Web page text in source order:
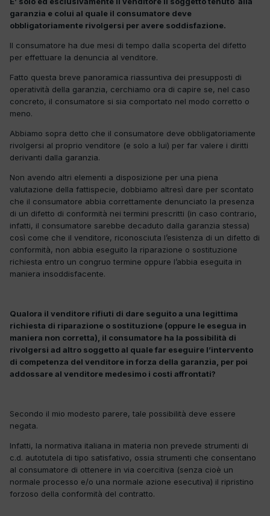
garanzia e colui al quale il consumatore deve
obbligatoriamente rivolgersi per avere soddisfazione.
Il consumatore ha due mesi di tempo dalla scoperta del difetto
per effettuare la denuncia al venditore.
Fatto questa breve panoramica riassuntiva dei presupposti di
operatività della garanzia, cerchiamo ora di capire se, nel caso
concreto, il consumatore si sia comportato nel modo corretto o
meno.
Abbiamo sopra detto che il consumatore deve obbligatoriamente
rivolgersi al proprio venditore (e solo a lui) per far valere i diritti
derivanti dalla garanzia.
Non avendo altri elementi a disposizione per una piena
valutazione della fattispecie, dobbiamo altresì dare per scontato
che il consumatore abbia correttamente denunciato la presenza
di un difetto di conformità nei termini prescritti (in caso contrario,
infatti, il consumatore sarebbe decaduto dalla garanzia stessa)
così come che il venditore, riconosciuta l’esistenza di un difetto di
conformità, non abbia eseguito la riparazione o sostituzione
richiesta entro un congruo termine oppure l’abbia eseguita in
maniera insoddisfacente.
Qualora il venditore rifiuti di dare seguito a una legittima
richiesta di riparazione o sostituzione (oppure le esegua in
maniera non corretta), il consumatore ha la possibilità di
rivolgersi ad altro soggetto al quale far eseguire l’intervento
di competenza del venditore in forza della garanzia, per poi
addossare al venditore medesimo i costi affrontati?
Secondo il mio modesto parere, tale possibilità deve essere
negata.
Infatti, la normativa italiana in materia non prevede strumenti di
c.d. autotutela di tipo satisfativo, ossia strumenti che consentano
al consumatore di ottenere in via coercitiva (senza cioè un
normale processo e/o una normale azione esecutiva) il ripristino
forzoso della conformità del contratto.